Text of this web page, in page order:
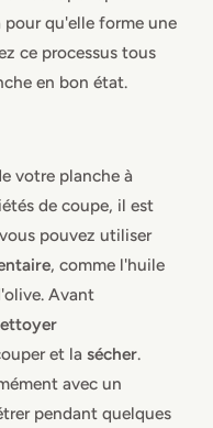
qu'elle forme une
ce processus tous
en bon état.
votre planche à
de coupe, il est
pouvez utiliser
, comme l'huile
Avant
et la sécher.
avec un
pendant quelques